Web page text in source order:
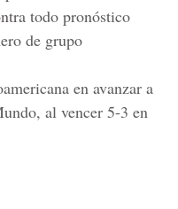
todo pronóstico
de grupo
en avanzar a
al vencer 5-3 en